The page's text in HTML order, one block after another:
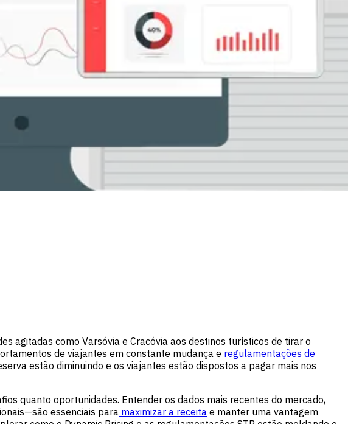
agitadas como Varsóvia e Cracóvia aos destinos turísticos de tirar o
de viajantes em constante mudança e regulamentações de
estão diminuindo e os viajantes estão dispostos a pagar mais nos
quanto oportunidades. Entender os dados mais recentes do mercado,
essenciais para maximizar a receita e manter uma vantagem